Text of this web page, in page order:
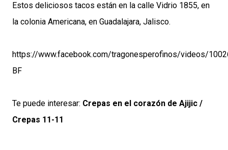
Estos deliciosos tacos están en la calle Vidrio 1855, en
la colonia Americana, en Guadalajara, Jalisco.
https://www.facebook.com/tragonesperofinos/videos/
BF
Te puede interesar: Crepas en el corazón de Ajijic /
Crepas 11-11